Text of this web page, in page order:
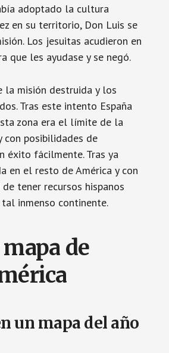
adoptado la cultura
en su territorio, Don Luis se
Los jesuitas acudieron en
que les ayudase y se negó.
la misión destruida y los
Tras este intento España
zona era el límite de la
con posibilidades de
éxito fácilmente. Tras ya
en el resto de América y con
tener recursos hispanos
inmenso continente.
de
un mapa del año